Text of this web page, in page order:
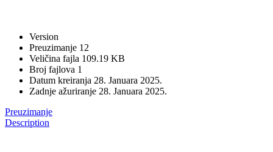
Version
Preuzimanje 12
Veličina fajla 109.19 KB
Broj fajlova 1
Datum kreiranja 28. Januara 2025.
Zadnje ažuriranje 28. Januara 2025.
Preuzimanje
Description